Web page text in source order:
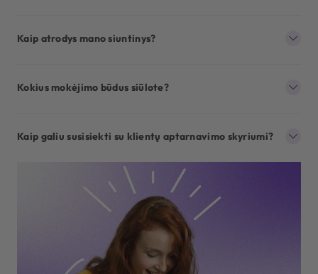
Kaip atrodys mano siuntinys?
Kokius mokėjimo būdus siūlote?
Kaip galiu susisiekti su klientų aptarnavimo skyriumi?